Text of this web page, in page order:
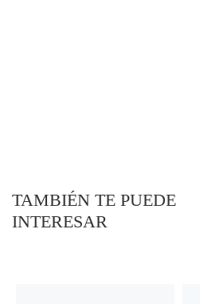
TAMBIÉN TE PUEDE
INTERESAR